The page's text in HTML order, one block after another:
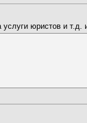
юристов и т.д.